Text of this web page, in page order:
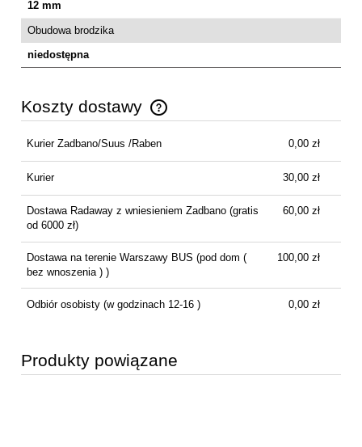
12 mm
Obudowa brodzika
niedostępna
Koszty dostawy
Cena nie zawiera ewentualnych kosztów płatności
Kurier Zadbano/Suus /Raben 0,00 zł
Kurier 30,00 zł
Dostawa Radaway z wniesieniem Zadbano(gratis
od 6000 zł)
60,00 zł
Dostawa na terenie Warszawy BUS (pod dom (
bez wnoszenia ) )
100,00 zł
Odbiór osobisty(w godzinach 12-16 ) 0,00 zł
Produkty powiązane